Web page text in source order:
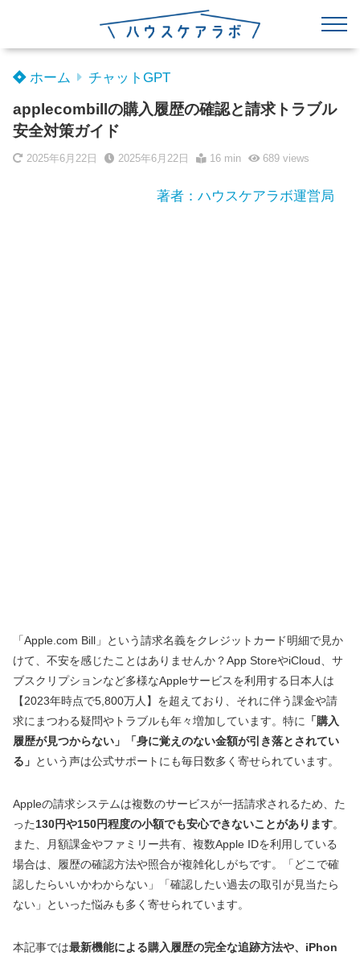
ホーム チャットGPT
applecombillの購入履歴の確認と請求トラブル
安全対策ガイド
2025年6月22日 2025年6月22日 16 min 689views
著者：ハウスケアラボ運営局
「Apple.com Bill」という請求名義をクレジットカード明細で見か
けて、不安を感じたことはありませんか？App StoreやiCloud、サ
ブスクリプションなど多様なAppleサービスを利用する日本人は
【2023年時点で5,800万人】を超えており、それに伴う課金や請
求にまつわる疑問やトラブルも年々増加しています。特に
「購入
履歴が見つからない」「身に覚えのない金額が引き落とされてい
る」 という声は公式サポートにも毎日数多く寄せられています。
Appleの請求システムは複数のサービスが一括請求されるため、た
った130円や150円程度の小額でも安心できないことがあります。
また、月額課金やファミリー共有、複数Apple IDを利用している
場合は、履歴の確認方法や照合が複雑化しがちです。「どこで確
認したらいいかわからない」「確認したい過去の取引が見当たら
ない」といった悩みも多く寄せられています。
本記事では最新機能による購入履歴の完全な追跡方法や、iPhon